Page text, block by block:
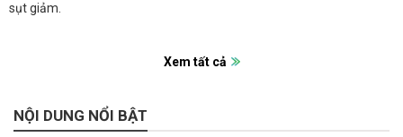
sụt giảm.
Xem tất cả
NỘI DUNG NỔI BẬT